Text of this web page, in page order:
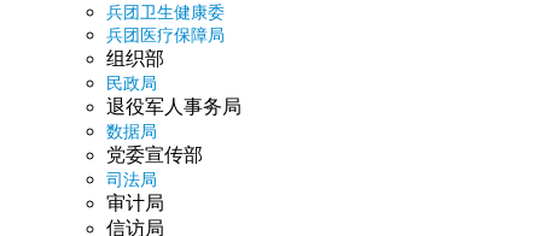
兵团卫生健康委
兵团医疗保障局
组织部
民政局
退役军人事务局
数据局
党委宣传部
司法局
审计局
信访局